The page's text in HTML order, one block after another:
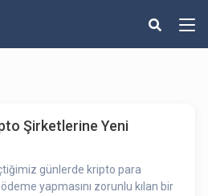
Şirketlerine Yeni
günlerde kripto para
yapmasını zorunlu kılan bir